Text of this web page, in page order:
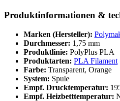
Produktinformationen &
Marken (Hersteller):
Durchmesser: 1,75 mm
Produktlinie: PolyPlus PLA
Produktarten: PLA Filament
Farbe: Transparent, Orange
System: Spule
Empf. Drucktemperatur:
Empf. Heizbetttemperatur: